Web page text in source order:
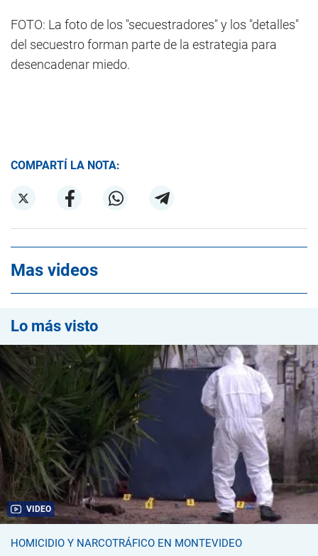
FOTO: La foto de los "secuestradores" y los "detalles"
del secuestro forman parte de la estrategia para
desencadenar miedo.
COMPARTÍ LA NOTA:
Mas videos
Lo más visto
VIDEO
HOMICIDIO Y NARCOTRÁFICO EN MONTEVIDEO